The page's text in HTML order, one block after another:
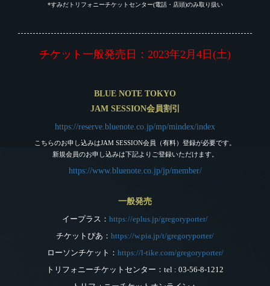
*すみだトリフォニーチケットセンター(電話・店頭)のみ取り扱い
チケット一般発売日：2023年2月4日(土)
BLUE NOTE TOKYO
JAM SESSION会員割引
https://reserve.bluenote.co.jp/mp/mindex/index
こちらのお申し込みはJAM SESSION会員（有料）登録が必要です。
新規会員のお申し込みは下記よりご登録いただけます。
https://www.bluenote.co.jp/jp/member/
一般発売
イープラス： https://eplus.jp/gregoryporter/
チケットぴあ： https://w.pia.jp/t/gregoryporter/
ローソンチケット： https://l-tike.com/gregoryporter/
トリフォニーチケットセンター：tel : 03-56-8-1212